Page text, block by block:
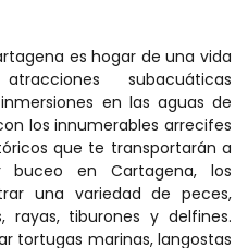
es hogar de una vida
subacuáticas
en las aguas de
los innumerables arrecifes
que te transportarán a
buceo en Cartagena, los
una variedad de peces,
rayas, tiburones y delfines.
tortugas marinas, langostas